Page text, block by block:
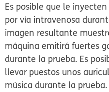
Es posible que le
por vía intravenosa
imagen resultante
máquina emitirá fuertes
durante la prueba. Es
llevar puestos unos
música durante la prueba.